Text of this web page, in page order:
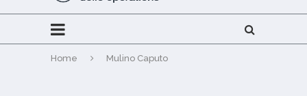
Home Mulino Caputo